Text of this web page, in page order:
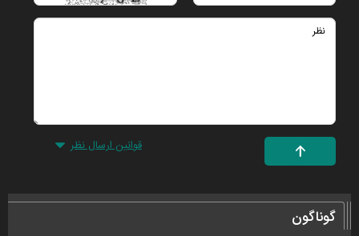
قوانین ارسال نظر
گوناگون